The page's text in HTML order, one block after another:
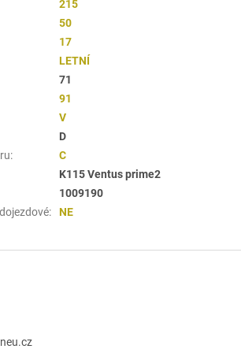
215
50
17
LETNÍ
71
91
V
D
:
C
K115 Ventus prime2
1009190
: NE